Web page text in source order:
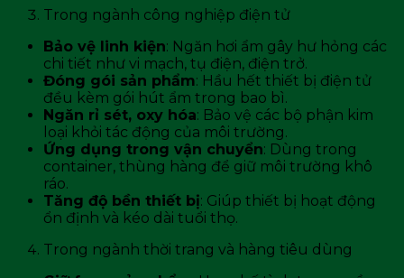
Trong ngành công nghiệp điện tử
Bảo vệ linh kiện: Ngăn hơi ẩm gây hư hỏng các
chi tiết như vi mạch, tụ điện, điện trở.
Đóng gói sản phẩm: Hầu hết thiết bị điện tử
đều kèm gói hút ẩm trong bao bì.
Ngăn rỉ sét, oxy hóa: Bảo vệ các bộ phận kim
loại khỏi tác động của môi trường.
Ứng dụng trong vận chuyển: Dùng trong
container, thùng hàng để giữ môi trường khô
ráo.
Tăng độ bền thiết bị: Giúp thiết bị hoạt động
ổn định và kéo dài tuổi thọ.
Trong ngành thời trang và hàng tiêu dùng